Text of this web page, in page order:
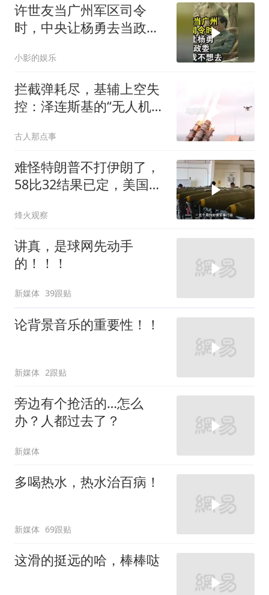
许世友当广州军区司令
时，中央让杨勇去当政
小影的娱乐
拦截弹耗尽，基辅上空失
控：泽连斯基的“无人机神
古人那点事
难怪特朗普不打伊朗了，
58比32结果已定，美国专
烽火观察
讲真，是球网先动手
的！！！
新媒体 39跟贴
论背景音乐的重要性！！
新媒体 2跟贴
旁边有个抢活的…怎么
办？人都过去了？
新媒体
多喝热水，热水治百病！
新媒体 69跟贴
这滑的挺远的哈，棒棒哒